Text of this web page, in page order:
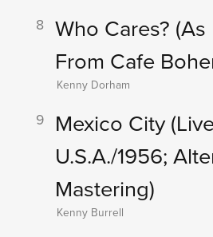
8 Who Cares?
From Cafe
Kenny Dorham
9 Mexico City
U.S.A./1956;
Mastering)
Kenny Burrell